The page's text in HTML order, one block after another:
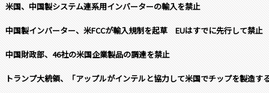
米国、中国製システム連系用インバーターの輸入を禁止
中国製インバーター、米FCCが輸入規制を起草 EUはすでに先行して禁止
中国財政部、46社の米国企業製品の調達を禁止
トランプ大統領、「アップルがインテルと協力して米国でチップを製造す